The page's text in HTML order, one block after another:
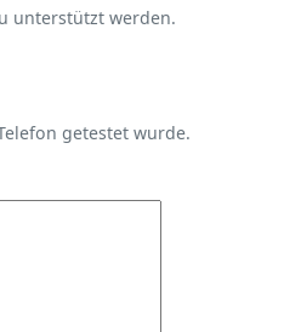
unterstützt werden.
getestet wurde.